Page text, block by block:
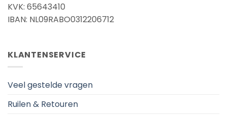
KVK: 65643410
IBAN: NL09RABO0312206712
KLANTENSERVICE
Veel gestelde vragen
Ruilen & Retouren